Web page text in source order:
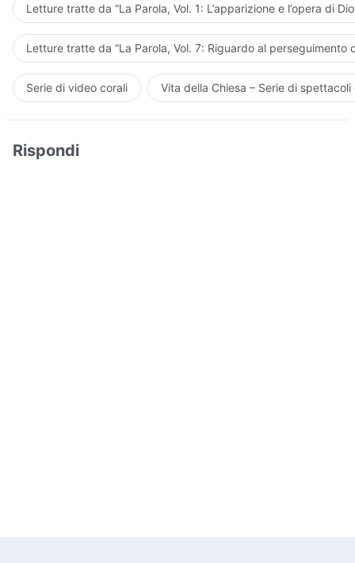
Letture tratte da “La Parola, Vol. 1: L’apparizione e l’opera di
Letture tratte da “La Parola, Vol. 7: Riguardo al perseguimento
Serie di video corali Vita della Chiesa – Serie di
Rispondi